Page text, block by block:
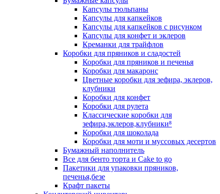
Капсулы тюльпаны
Капсулы для капкейков
Капсулы для капкейков с рисунком
Капсулы для конфет и эклеров
Креманки для трайфлов
Коробки для пряников и сладостей
Коробки для пряников и печенья
Коробки для макаронс
Цветные коробки для зефира, эклеров,
клубники
Коробки для конфет
Коробки для рулета
Классические коробки для
зефира,эклеров,клубники⁸
Коробки для шоколада
Коробки для моти и муссовых десертов
Бумажный наполнитель
Все для бенто торта и Cake to go
Пакетики для упаковки пряников,
печенья,безе
Крафт пакеты